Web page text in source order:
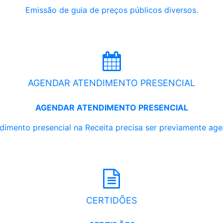
Emissão de guia de preços públicos diversos.
AGENDAR ATENDIMENTO PRESENCIAL
AGENDAR ATENDIMENTO PRESENCIAL
presencial na Receita precisa ser previamente
CERTIDÕES